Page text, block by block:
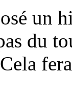
un
du